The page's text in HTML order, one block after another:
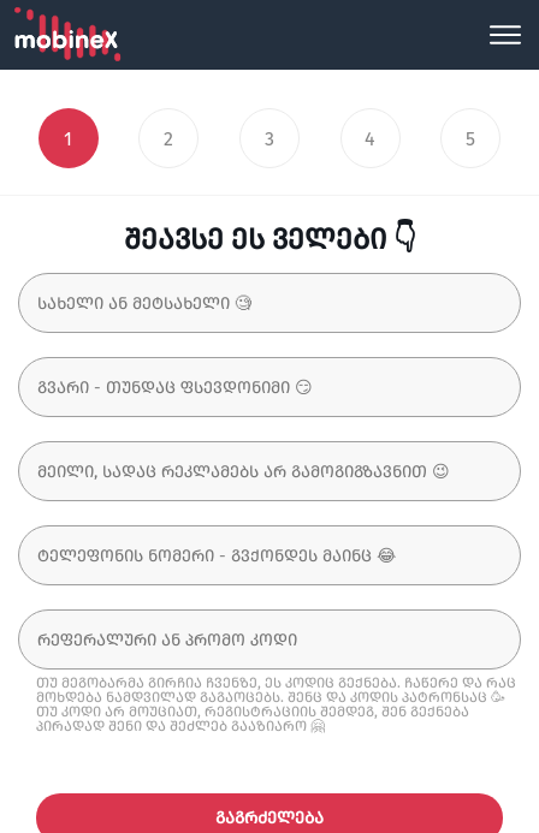
1 2 3 4 5
შეავსე ეს ველები 👇
თუ მეგობარმა გირჩია ჩვენზე, ეს კოდიც გექნება. ჩაწერე და რაც
მოხდება ნამდვილად გაგაოცებს. შენც და კოდის პატრონსაც 🥳
თუ კოდი არ მოუციათ, რეგისტრაციის შემდეგ, შენ გექნება
პირადად შენი და შეძლებ გააზიარო 🤗
ᲒᲐᲒᲠᲫᲔᲚᲔᲑᲐ